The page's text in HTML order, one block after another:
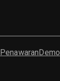
PenawaranDemo